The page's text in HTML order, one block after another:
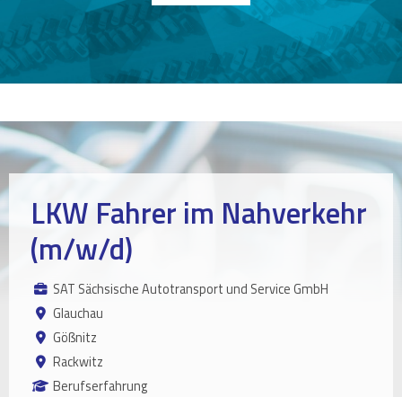
LKW Fahrer im Nahverkehr
(m/w/d)
SAT Sächsische Autotransport und Service GmbH
Glauchau
Gößnitz
Rackwitz
Berufserfahrung